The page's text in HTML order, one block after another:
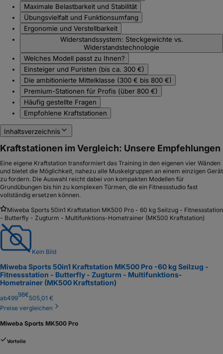
Maximale Belastbarkeit und Stabilität
Übungsvielfalt und Funktionsumfang
Ergonomie und Verstellbarkeit
Widerstandssystem: Steckgewichte vs.
Widerstandstechnologie
Welches Modell passt zu Ihnen?
Einsteiger und Puristen (bis ca. 300 €)
Die ambitionierte Mittelklasse (300 € bis 800 €)
Premium-Stationen für Profis (über 800 €)
Häufig gestellte Fragen
Empfohlene Kraftstationen
Inhaltsverzeichnis
Kraftstationen im Vergleich: Unsere Empfehlungen
Eine eigene Kraftstation transformiert das Training in den eigenen vier Wänden
und bietet die Möglichkeit, nahezu alle Muskelgruppen an einem einzigen Gerät
zu fordern. Die Auswahl reicht dabei von kompakten Modellen für
Grundübungen bis hin zu komplexen Türmen, die ein Fitnessstudio fast
vollständig ersetzen können.
Miweba Sports 50in1 Kraftstation MK500 Pro - 60 kg Seilzug - Fitnessstation
- Butterfly - Zugturm - Multifunktions-Hometrainer (MK500 Kraftstation)
Kein Bild
Miweba Sports 50in1 Kraftstation MK500 Pro -60 kg Seilzug -
Fitnessstation - Butterfly - Zugturm - Multifunktions-
Hometrainer (MK500 Kraftstation)
ab49998€505,01 €
Preise vergleichen
Miweba Sports MK500 Pro
Vorteile